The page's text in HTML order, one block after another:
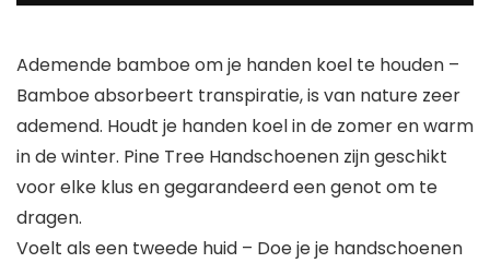
Ademende bamboe om je handen koel te houden –
Bamboe absorbeert transpiratie, is van nature zeer
ademend. Houdt je handen koel in de zomer en warm
in de winter. Pine Tree Handschoenen zijn geschikt
voor elke klus en gegarandeerd een genot om te
dragen.
Voelt als een tweede huid – Doe je je handschoenen